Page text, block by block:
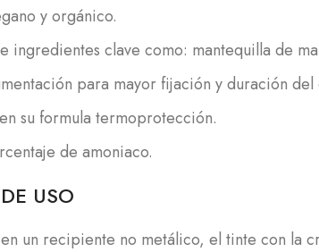
y orgánico.
ingredientes clave como: mantequilla de
para mayor fijación y duración del
su formula termoprotección.
de amoniaco.
USO
un recipiente no metálico, el tinte con la